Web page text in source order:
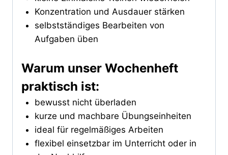
Konzentration und Ausdauer stärken
selbstständiges Bearbeiten von
Aufgaben üben
Warum unser Wochenheft
praktisch ist:
bewusst nicht überladen
kurze und machbare Übungseinheiten
ideal für regelmäßiges Arbeiten
flexibel einsetzbar im Unterricht oder in